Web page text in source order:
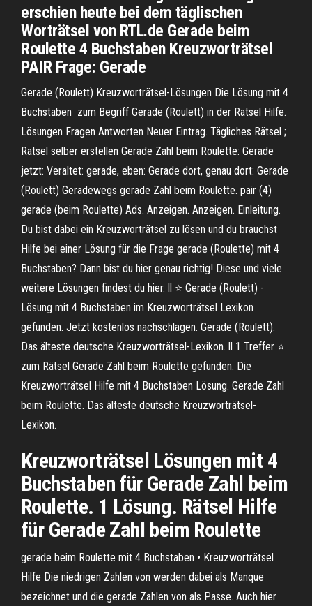
erschien heute bei dem täglischen
Worträtsel von RTL.de Gerade beim
Roulette 4 Buchstaben Kreuzworträtsel
PAIR Frage: Gerade
Gerade (Roulett) Kreuzworträtsel-Lösungen Die Lösung mit 4
Buchstaben ️ zum Begriff Gerade (Roulett) in der Rätsel Hilfe.
Lösungen Fragen Antworten Neuer Eintrag. Tägliches Rätsel ;
Rätsel selber erstellen Gerade Zahl beim Roulette: Gerade
jetzt: Veraltet: gerade, eben: Gerade dort, genau dort: Gerade
(Roulett) Geradewegs gerade Zahl beim Roulette. pair (4)
gerade (beim Roulette) Ads. Anzeigen. Anzeigen. Einleitung.
Du bist dabei ein Kreuzworträtsel zu lösen und du brauchst
Hilfe bei einer Lösung für die Frage gerade (Roulette) mit 4
Buchstaben? Dann bist du hier genau richtig! Diese und viele
weitere Lösungen findest du hier. ll ⭐ Gerade (Roulett) -
Lösung mit 4 Buchstaben im Kreuzworträtsel Lexikon
gefunden. Jetzt kostenlos nachschlagen. Gerade (Roulett).
Das älteste deutsche Kreuzworträtsel-Lexikon. ll 1 Treffer ⭐
zum Rätsel Gerade Zahl beim Roulette gefunden. Die
Kreuzworträtsel Hilfe mit 4 Buchstaben Lösung. Gerade Zahl
beim Roulette. Das älteste deutsche Kreuzworträtsel-
Lexikon.
Kreuzworträtsel Lösungen mit 4
Buchstaben für Gerade Zahl beim
Roulette. 1 Lösung. Rätsel Hilfe
für Gerade Zahl beim Roulette
gerade beim Roulette mit 4 Buchstaben • Kreuzworträtsel
Hilfe Die niedrigen Zahlen von werden dabei als Manque
bezeichnet und die gerade Zahlen von als Passe. Auch hier